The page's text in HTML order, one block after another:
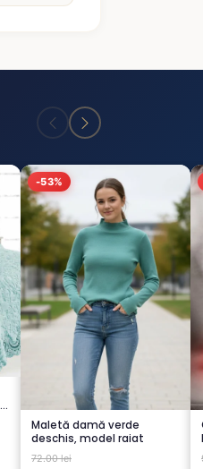
-53%
Maletă damă verde
deschis, model raiat
72.00 lei